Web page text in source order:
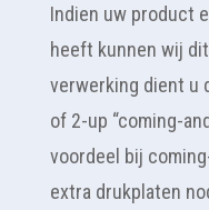
Indien uw product
heeft kunnen wij
verwerking dient u
of 2-up “coming-
voordeel bij
extra drukplaten